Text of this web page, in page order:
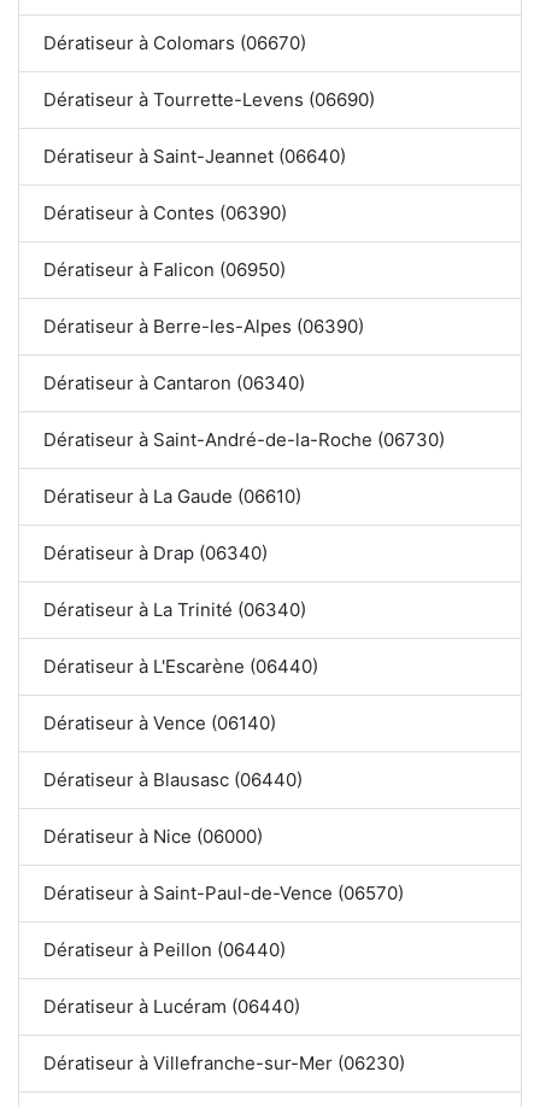
Dératiseur à Colomars (06670)
Dératiseur à Tourrette-Levens (06690)
Dératiseur à Saint-Jeannet (06640)
Dératiseur à Contes (06390)
Dératiseur à Falicon (06950)
Dératiseur à Berre-les-Alpes (06390)
Dératiseur à Cantaron (06340)
Dératiseur à Saint-André-de-la-Roche (06730)
Dératiseur à La Gaude (06610)
Dératiseur à Drap (06340)
Dératiseur à La Trinité (06340)
Dératiseur à L'Escarène (06440)
Dératiseur à Vence (06140)
Dératiseur à Blausasc (06440)
Dératiseur à Nice (06000)
Dératiseur à Saint-Paul-de-Vence (06570)
Dératiseur à Peillon (06440)
Dératiseur à Lucéram (06440)
Dératiseur à Villefranche-sur-Mer (06230)